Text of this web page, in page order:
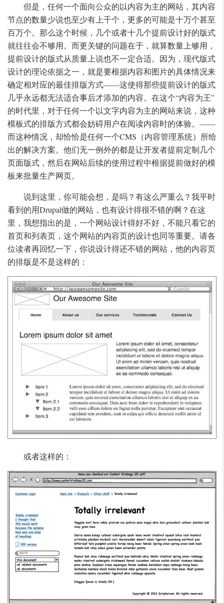
但是，任何一个面向公众的以内容为主的网站，其内容
节点的数量少说也至少有上千个，更多的可能是十万个甚至
百万个。那么这个时候，几个或者十几个提前设计好的版式
就往往会不够用。而更关键的问题在于，就算数量上够用，
提前设计的版式从质量上说也不一定合适。因为，现代版式
设计的理论依据之一，就是要根据内容和图片的具体情况来
确定相对应的最佳排版方式——这使得那些提前设计的版式
几乎永远都无法适合事后才添加的内容。在这个“内容为王”
的时代里，对于任何一个以文字内容为主的网站来说，这种
模板式的排版方式都会妨碍用户在阅读内容时的体验。——
而这种情况，却恰恰是任何一个CMS（内容管理系统）所给
出的解决方案。他们无一例外的都是让开发者提前定制几个
页面版式，然后在网站后续的使用过程中根据提前做好的模
板来批量生产网页。
说到这里，你可能会想，是吗？有这么严重么？我平时
看到的用Drupal做的网站，也有设计得很不错的啊？在这
里，我想指出的是，一个网站设计得好不好，不能只看它的
首页和列表页，这个网站的内容页的设计也同等重要。请各
位读者再回忆一下，你说设计得还不错的网站，他的内容页
的排版是不是这样的：
或者这样的：